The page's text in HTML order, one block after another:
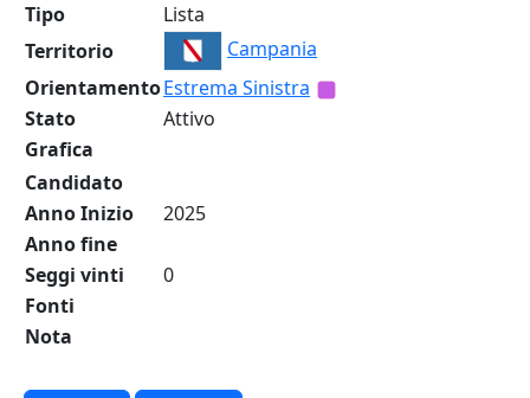
Tipo
Lista
Territorio
Campania
OrientamentoEstrema Sinistra
Stato
Attivo
Grafica
Candidato
Anno Inizio
2025
Anno fine
Seggi vinti
0
Fonti
Nota